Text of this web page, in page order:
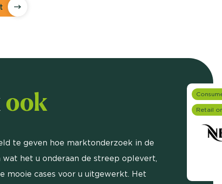
ook
te geven hoe marktonderzoek in de
het u onderaan de streep oplevert,
mooie cases voor u uitgewerkt. Het